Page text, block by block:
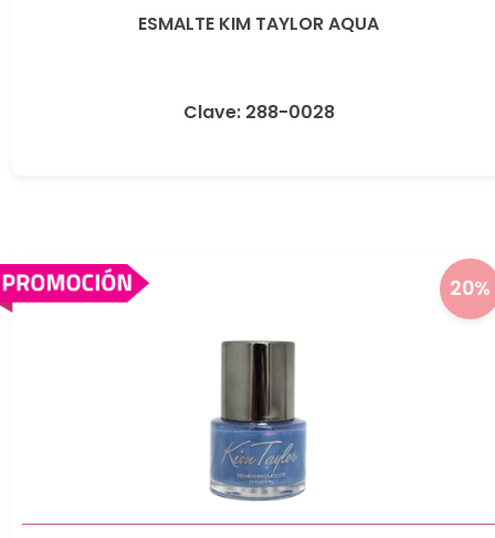
ESMALTE KIM TAYLOR AQUA
Clave: 288-0028
20%